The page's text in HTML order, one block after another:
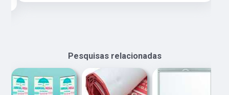
Pesquisas relacionadas